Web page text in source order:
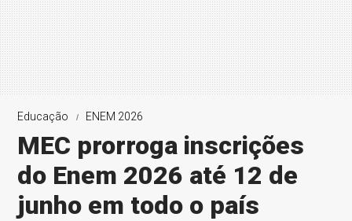
Educação ENEM 2026
MEC prorroga inscrições
do Enem 2026 até 12 de
junho em todo o país